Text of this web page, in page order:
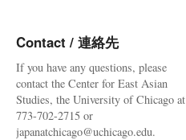
Contact / 連絡先
If you have any questions, please
contact the Center for East Asian
Studies, the University of Chicago at
773-702-2715 or
japanatchicago@uchicago.edu.